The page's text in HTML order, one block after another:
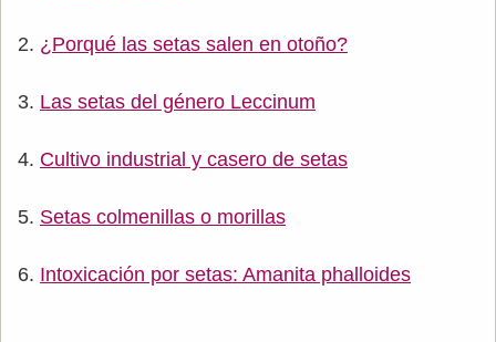
¿Porqué las setas salen en otoño?
Las setas del género Leccinum
Cultivo industrial y casero de setas
Setas colmenillas o morillas
Intoxicación por setas: Amanita phalloides